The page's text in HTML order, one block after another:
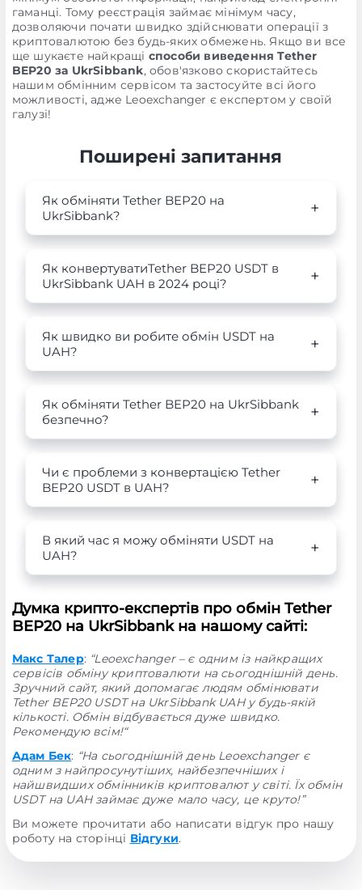
гаманці. Тому реєстрація займає мінімум часу,
дозволяючи почати швидко здійснювати операції з
криптовалютою без будь-яких обмежень. Якщо ви все
ще шукаєте найкращі способи виведення Tether
BEP20 за UkrSibbank, обов'язково скористайтесь
нашим обмінним сервісом та застосуйте всі його
можливості, адже Leoexchanger є експертом у своїй
галузі!
Поширені запитання
Як обміняти Tether BEP20 на
UkrSibbank?
Як конвертуватиTether BEP20 USDT в
UkrSibbank UAH в 2024 році?
Як швидко ви робите обмін USDT на
UAH?
Як обміняти Tether BEP20 на UkrSibbank
безпечно?
Чи є проблеми з конвертацією Tether
BEP20 USDT в UAH?
В який час я можу обміняти USDT на
UAH?
Думка крипто-експертів про обмін Tether
BEP20 на UkrSibbank на нашому сайті:
Макс Талер: “Leoexchanger – є одним із найкращих
сервісів обміну криптовалюти на сьогоднішній день.
Зручний сайт, який допомагає людям обмінювати
Tether BEP20 USDT на UkrSibbank UAH у будь-якій
кількості. Обмін відбувається дуже швидко.
Рекомендую всім!“
Адам Бек: “На сьогоднішній день Leoexchanger є
одним з найпросунутіших, найбезпечніших і
найшвидших обмінників криптовалют у світі. Їх обмін
USDT на UAH займає дуже мало часу, це круто!”
Ви можете прочитати або написати відгук про нашу
роботу на сторінці Відгуки.